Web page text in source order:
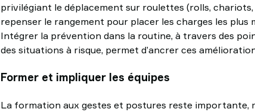
privilégiant le déplacement sur roulettes (rolls,
repenser le rangement pour placer les charges les plus
Intégrer la prévention dans la routine, à travers des
des situations à risque, permet d’ancrer ces
Former et impliquer les équipes
La formation aux gestes et postures reste importante,